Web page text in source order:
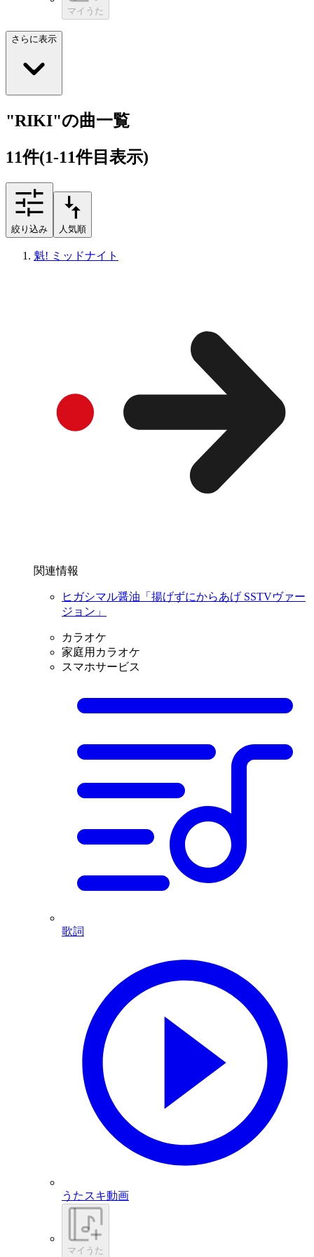
マイうた
さらに表示
"RIKI"の曲一覧
11件(1-11件目表示)
絞り込み 人気順
魁! ミッドナイト
関連情報
ヒガシマル醤油「揚げずにからあげ SSTVヴァー
ジョン」
カラオケ
家庭用カラオケ
スマホサービス
歌詞
うたスキ動画
マイうた